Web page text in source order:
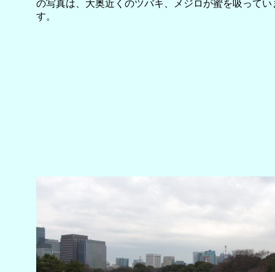
の写真は、大奥近くのツバキ、メジロが蜜を吸ってい
す。